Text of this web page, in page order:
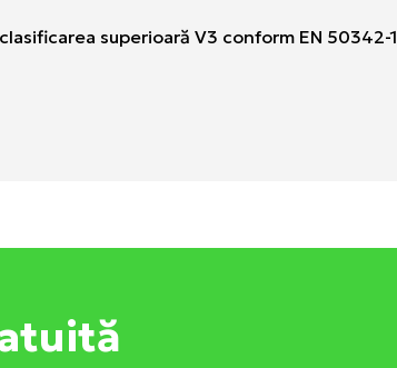
superioară V3 conform EN 50342-1